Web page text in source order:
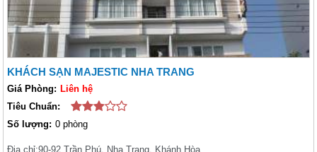
KHÁCH SẠN MAJESTIC NHA TRANG
Giá Phòng: Liên hệ
Tiêu Chuẩn:
Số lượng: 0 phòng
Địa chỉ:90-92 Trần Phú, Nha Trang, Khánh Hòa